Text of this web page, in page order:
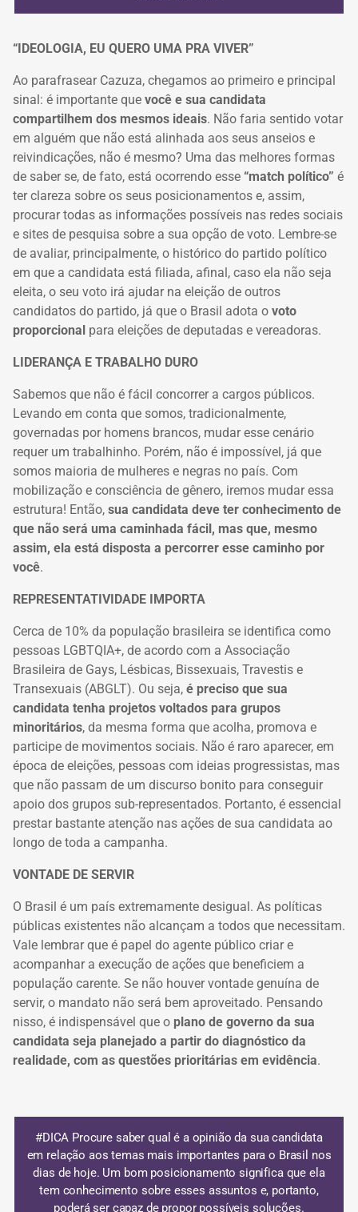
“IDEOLOGIA, EU QUERO UMA PRA VIVER”
Ao parafrasear Cazuza, chegamos ao primeiro e principal
sinal: é importante que você e sua candidata
compartilhem dos mesmos ideais. Não faria sentido votar
em alguém que não está alinhada aos seus anseios e
reivindicações, não é mesmo? Uma das melhores formas
de saber se, de fato, está ocorrendo esse “match político” é
ter clareza sobre os seus posicionamentos e, assim,
procurar todas as informações possíveis nas redes sociais
e sites de pesquisa sobre a sua opção de voto. Lembre-se
de avaliar, principalmente, o histórico do partido político
em que a candidata está filiada, afinal, caso ela não seja
eleita, o seu voto irá ajudar na eleição de outros
candidatos do partido, já que o Brasil adota o voto
proporcional para eleições de deputadas e vereadoras.
LIDERANÇA E TRABALHO DURO
Sabemos que não é fácil concorrer a cargos públicos.
Levando em conta que somos, tradicionalmente,
governadas por homens brancos, mudar esse cenário
requer um trabalhinho. Porém, não é impossível, já que
somos maioria de mulheres e negras no país. Com
mobilização e consciência de gênero, iremos mudar essa
estrutura! Então, sua candidata deve ter conhecimento de
que não será uma caminhada fácil, mas que, mesmo
assim, ela está disposta a percorrer esse caminho por
você.
REPRESENTATIVIDADE IMPORTA
Cerca de 10% da população brasileira se identifica como
pessoas LGBTQIA+, de acordo com a Associação
Brasileira de Gays, Lésbicas, Bissexuais, Travestis e
Transexuais (ABGLT). Ou seja, é preciso que sua
candidata tenha projetos voltados para grupos
minoritários, da mesma forma que acolha, promova e
participe de movimentos sociais. Não é raro aparecer, em
época de eleições, pessoas com ideias progressistas, mas
que não passam de um discurso bonito para conseguir
apoio dos grupos sub-representados. Portanto, é essencial
prestar bastante atenção nas ações de sua candidata ao
longo de toda a campanha.
VONTADE DE SERVIR
O Brasil é um país extremamente desigual. As políticas
públicas existentes não alcançam a todos que necessitam.
Vale lembrar que é papel do agente público criar e
acompanhar a execução de ações que beneficiem a
população carente. Se não houver vontade genuína de
servir, o mandato não será bem aproveitado. Pensando
nisso, é indispensável que o plano de governo da sua
candidata seja planejado a partir do diagnóstico da
realidade, com as questões prioritárias em evidência.
#DICA Procure saber qual é a opinião da sua candidata
em relação aos temas mais importantes para o Brasil nos
dias de hoje. Um bom posicionamento significa que ela
temconhecimento sobre esses assuntos e, portanto,
poderá ser capaz de propor possíveis soluções.